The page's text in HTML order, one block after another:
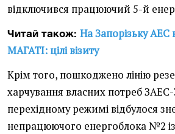
відключився працюючий 5-й
Читай також: На Запорізьку АЕС
МАГАТІ: цілі візиту
Крім того, пошкоджено лінію
харчування власних потреб
перехідному режимі відбулося
непрацюючого енергоблока №2